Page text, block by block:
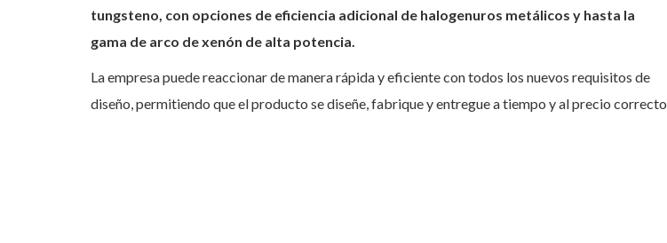
tungsteno, con opciones de eficiencia adicional de halogenuros metálicos y hasta la
gama de arco de xenón de alta potencia.
La empresa puede reaccionar de manera rápida y eficiente con todos los nuevos requisitos de
diseño, permitiendo que el producto se diseñe, fabrique y entregue a tiempo y al precio correcto.